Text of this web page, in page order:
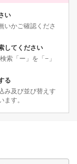
い
いかご確認くださ
してください
「ー」を「−」
る
み及び並び替えす
す。